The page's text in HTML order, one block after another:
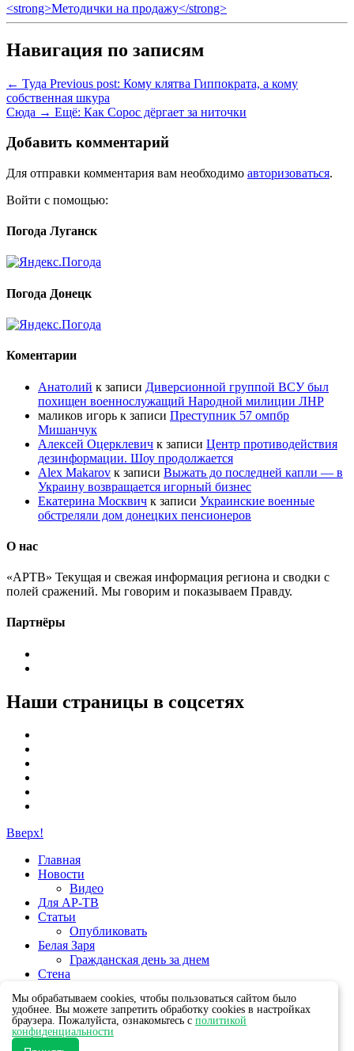
<strong>Методички на продажу</strong>
Навигация по записям
← Туда Previous post: Кому клятва Гиппократа, а кому
собственная шкура
Сюда → Ещё: Как Сорос дёргает за ниточки
Добавить комментарий
Для отправки комментария вам необходимо авторизоваться.
Войти с помощью:
Погода Луганск
Погода Донецк
Коментарии
Анатолий к записи Диверсионной группой ВСУ был
похищен военнослужащий Народной милиции ЛНР
маликов игорь к записи Преступник 57 омпбр
Мишанчук
Алексей Оцерклевич к записи Центр противодействия
дезинформации. Шоу продолжается
Alex Makarov к записи Выжать до последней капли — в
Украину возвращается игорный бизнес
Екатерина Москвич к записи Украинские военные
обстреляли дом донецких пенсионеров
О нас
«АРТВ» Текущая и свежая информация региона и сводки с
полей сражений. Мы говорим и показываем Правду.
Партнёры
Наши страницы в соцсетях
Вверх!
Главная
Новости
Видео
Для АР-ТВ
Статьи
Опубликовать
Белая Заря
Гражданская день за днем
Стена
Мы обрабатываем cookies, чтобы пользоваться сайтом было
удобнее. Вы можете запретить обработку cookies в настройках
браузера. Пожалуйста, ознакомьтесь с политикой
конфиденциальности